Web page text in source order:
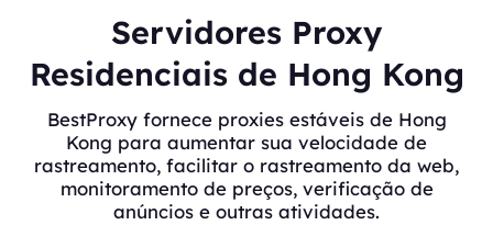
Servidores Proxy
Residenciais de Hong Kong
BestProxy fornece proxies estáveis de Hong
Kong para aumentar sua velocidade de
rastreamento, facilitar o rastreamento da web,
monitoramento de preços, verificação de
anúncios e outras atividades.